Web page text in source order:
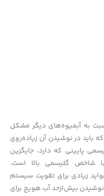
به آبمیوه‌های دیگر مشکل
باید در نوشیدن آن زیاده‌روی
پایینی که دارد، جایگزین
شاخص گلیسمی بالا است.
زیادی برای تقویت سیستم
نوشیدن بیش‌ازحد آب هویج برای